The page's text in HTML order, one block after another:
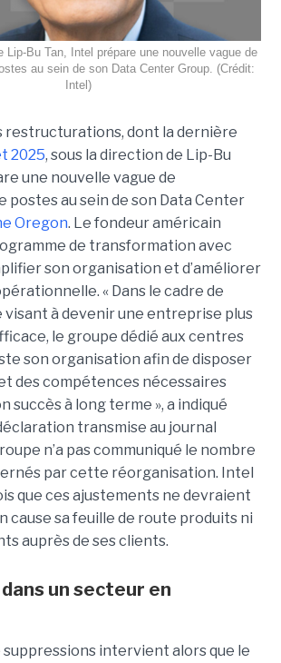
Lip-Bu Tan, Intel prépare une nouvelle vague de
au sein de son Data Center Group. (Crédit:
Intel)
restructurations, dont la dernière
2025, sous la direction de Lip-Bu
une nouvelle vague de
postes au sein de son Data Center
Oregon. Le fondeur américain
de transformation avec
son organisation et d’améliorer
« Dans le cadre de
à devenir une entreprise plus
le groupe dédié aux centres
son organisation afin de disposer
des compétences nécessaires
succès à long terme », a indiqué
transmise au journal
n’a pas communiqué le nombre
par cette réorganisation. Intel
que ces ajustements ne devraient
cause sa feuille de route produits ni
auprès de ses clients.
un secteur en
intervient alors que le